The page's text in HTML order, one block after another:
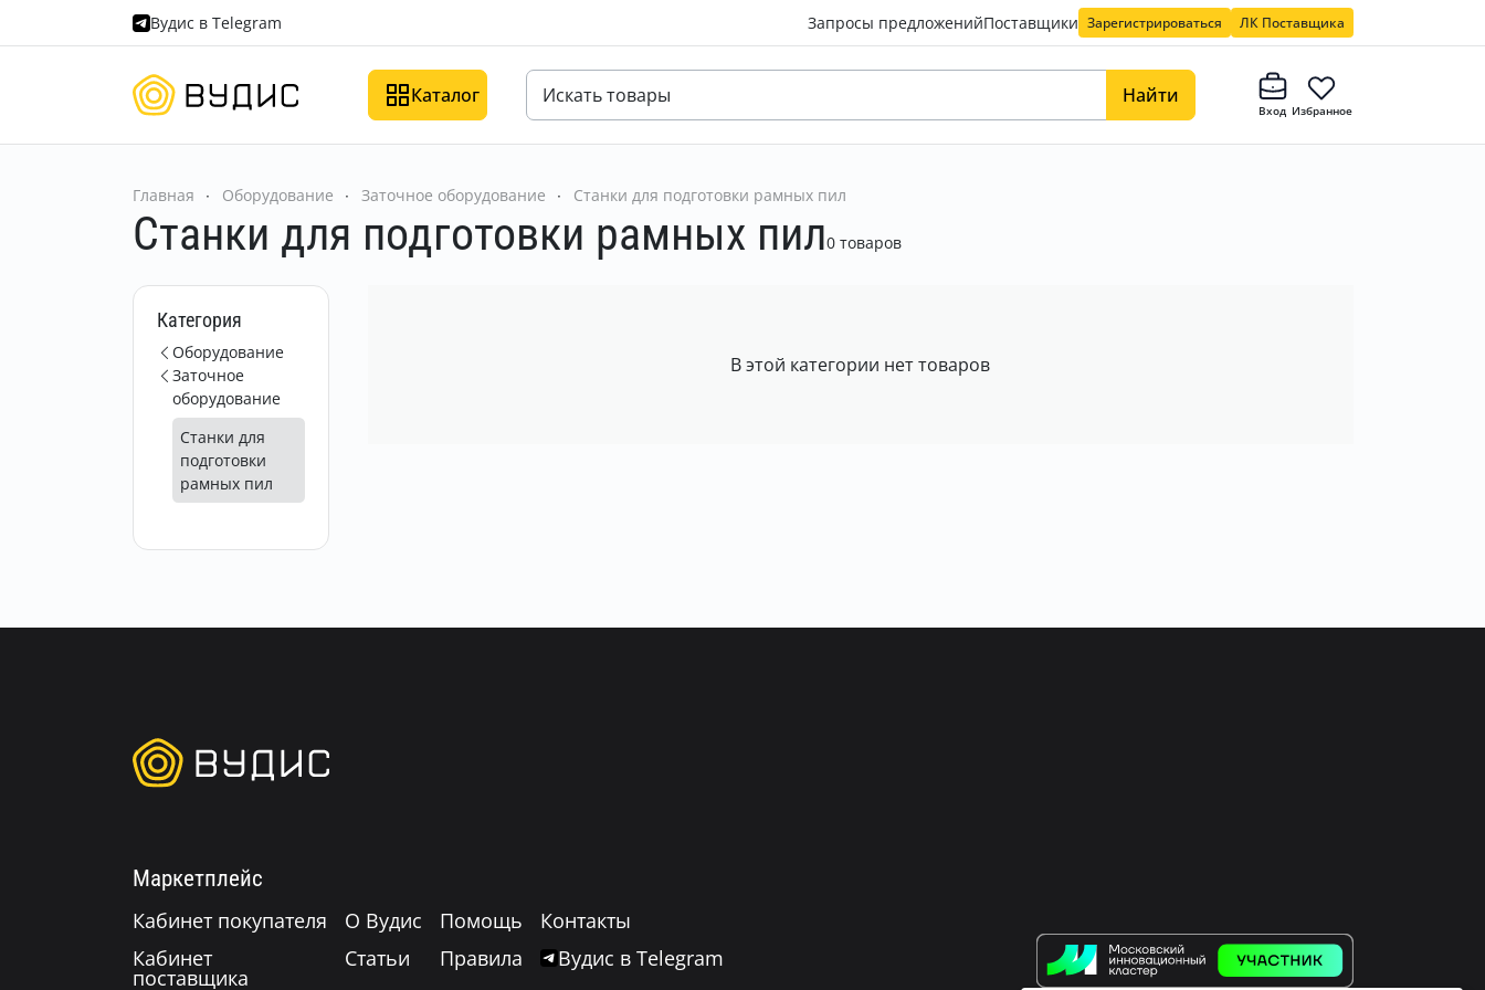
Вудис в Telegram Запросы предложенийПоставщики Зарегистрироваться ЛК Поставщика
Каталог Найти
Вход Избранное
Главная Оборудование Заточное оборудование Станки для подготовки рамных пил
Станки для подготовки рамных пил0 товаров
Категория
Оборудование
Заточное
оборудование
Станки для
подготовки
рамных пил
В этой категории нет товаров
Маркетплейс
Кабинет покупателя
Кабинет
поставщика
О Вудис
Статьи
Помощь
Правила
Контакты
Вудис в Telegram